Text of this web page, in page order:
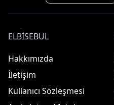
ELBISEBUL
Hakkımızda
İletişim
Kullanıcı Sözleşmesi